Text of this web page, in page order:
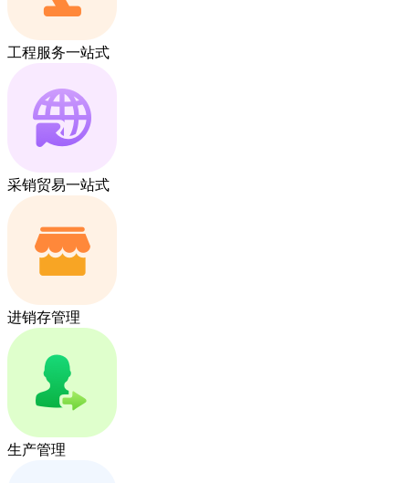
工程服务一站式
采销贸易一站式
进销存管理
生产管理